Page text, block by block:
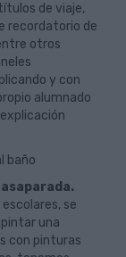
de viaje,
recordatorio de
otros
y con
alumnado
baño
se
una
con pinturas